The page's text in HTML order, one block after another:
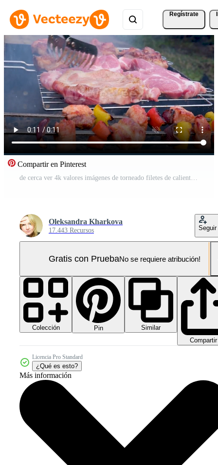
Regístrate
Compartir en Pinterest
de cerca ver 4k valores imágenes de torneado filetes de caliente humeante carne en parilla parrilla antecedentes. jugoso Cerdo carne asado al aire libre en barbacoa parrilla. Cocinando comida para patio interior parrilla fiesta concepto Vídeo Pro
Oleksandra Kharkova
17.443 Recursos Seguir
Gratis con PruebaNo se requiere atribución!
Colección Pin
Similar
Compartir
Licencia Pro Standard
¿Qué es esto?
Más información